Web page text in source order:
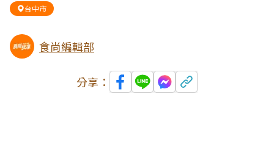
台中市
食尚編輯部
分享：